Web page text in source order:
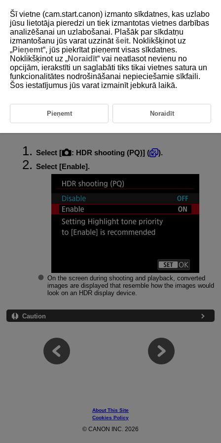
D292-064
HDR Shooting (PQ)
HDR Shooting (PQ) settings enable the camera to produce HDR images
HDR stands for High Dynamic Range.
Select [ : HDR shooting (PQ)] (
).
Select [Enable].
On the screen during shooting and playback, converted
images are displayed that resemble how the images would
look on an HDR display device.
Caution
About This Site
Cookies Policy
© CANON INC. 2026
Šī vietne (cam.start.canon) izmanto sīkdatnes, kas uzlabo
jūsu lietotāja pieredzi un tiek izmantotas vietnes darbības
analizēšanai un uzlabošanai. Plašāk par sīkdatņu
izmantošanu jūs varat uzzinātšeit. Noklikšķinot uz
„Pieņemt“, jūs piekrītat pieņemt visas sīkdatnes.
Noklikšķinot uz „Noraidīt“ vai neatlasot nevienu no
opcijām, ierakstīti un saglabāti tiks tikai vietnes satura un
funkcionalitātes nodrošināšanai nepieciešamie sīkfaili.
Šos iestatījumus jūs varat izmainīt jebkurā laikā.
Pieņemt Noraidīt